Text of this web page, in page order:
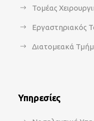
Τομέας
Εργαστηριακός
Διατομεακά
Υπηρεσίες